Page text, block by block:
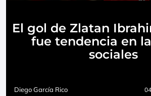
El gol de Zlatan
fue tendencia en
sociales
Diego García Rico